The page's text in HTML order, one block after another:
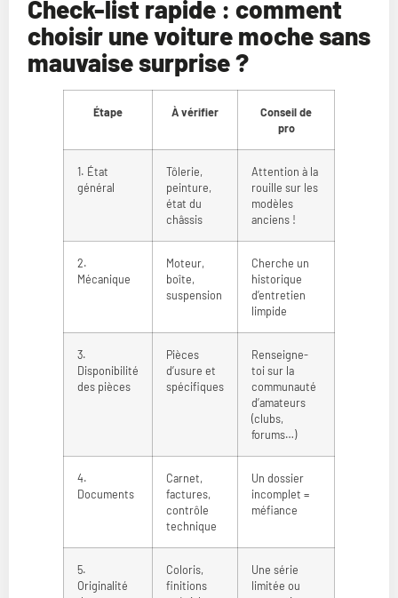
Check-list rapide : comment
choisir une voiture moche sans
mauvaise surprise ?
Étape À vérifier
Conseil de
pro
1. État
général
Tôlerie,
peinture,
état du
châssis
Attention à la
rouille sur les
modèles
anciens !
2.
Mécanique
Moteur,
boîte,
suspension
Cherche un
historique
d’entretien
limpide
3.
Disponibilité
des pièces
Pièces
d’usure et
spécifiques
Renseigne-
toi sur la
communauté
d’amateurs
(clubs,
forums…)
4.
Documents
Carnet,
factures,
contrôle
technique
Un dossier
incomplet =
méfiance
5.
Originalité
Coloris,
finitions
Une série
limitée ou